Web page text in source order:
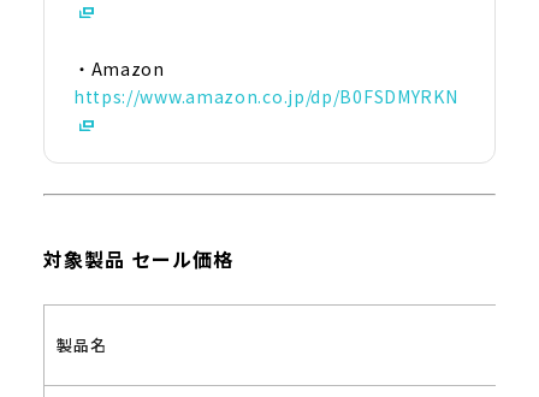
・Amazon
https://www.amazon.co.jp/dp/B0FSDMYRKN
対象製品 セール価格
製品名